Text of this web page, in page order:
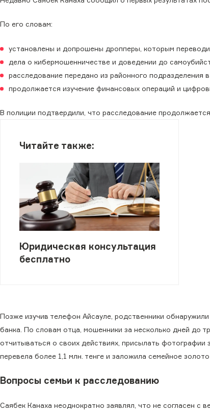
По его словам:
установлены и допрошены дропперы, которым
дела о кибермошенничестве и доведении до
расследование передано из районного подразделения
продолжается изучение финансовых операций и
В полиции подтвердили, что расследование
Читайте также:
Юридическая консультация
бесплатно
Позже изучив телефон Айсауле, родственники
банка. По словам отца, мошенники за несколько дней до
отчитываться о своих действиях, присылать
перевела более 1,1 млн. тенге и заложила семейное
Вопросы семьи к расследованию
Саябек Канаха неоднократно заявлял, что не согласен с